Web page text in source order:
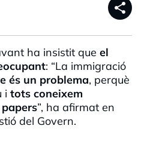
share
ha insistit que el
: “La immigració
és un problema, perquè
i tots coneixem
”, ha afirmat en
del Govern.